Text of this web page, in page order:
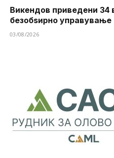
Викендов приведени 34
безобѕирно управување
03/08/2026